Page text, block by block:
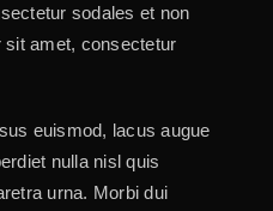
sodales et non
sit amet, consectetur
euismod, lacus augue
nulla nisl quis
urna. Morbi dui